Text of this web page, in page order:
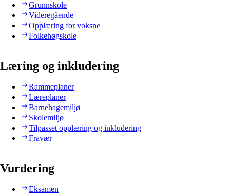
Grunnskole
Videregående
Opplæring for voksne
Folkehøgskole
Læring og inkludering
Rammeplaner
Læreplaner
Barnehagemiljø
Skolemiljø
Tilpasset opplæring og inkludering
Fravær
Vurdering
Eksamen